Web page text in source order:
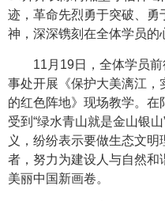
迹，革命先烈勇于突破、
神，深深镌刻在全体学员的
11月19日，全体学员
事处开展《保护大美漓江
的红色阵地》现场教学。
受到“绿水青山就是金山银
义，纷纷表示要做生态文
者，努力为建设人与自然
美丽中国新画卷。